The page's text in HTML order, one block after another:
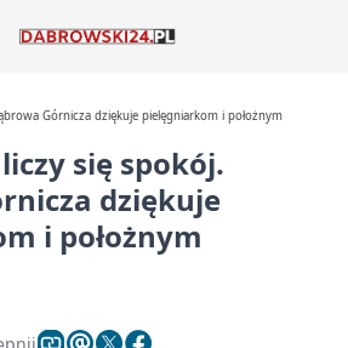
Górnicza dziękuje pielęgniarkom i położnym
się spokój.
dziękuje
i położnym